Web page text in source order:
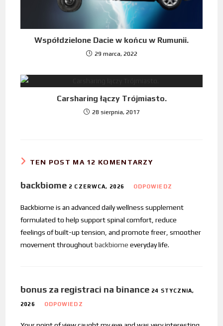
Współdzielone Dacie w końcu w Rumunii.
29 marca, 2022
Carsharing łączy Trójmiasto.
28 sierpnia, 2017
TEN POST MA 12 KOMENTARZY
backbiome 2 CZERWCA, 2026 ODPOWIEDZ
Backbiome is an advanced daily wellness supplement
formulated to help support spinal comfort, reduce
feelings of built-up tension, and promote freer, smoother
movement throughoutbackbiome everyday life.
bonus za registraci na binance 24 STYCZNIA,
2026 ODPOWIEDZ